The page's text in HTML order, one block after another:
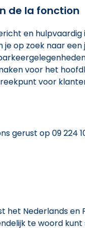
de la fonction
en
je op zoek naar
voor het
voor
gerust op 09 224
het Nederlands en
te woord kunt